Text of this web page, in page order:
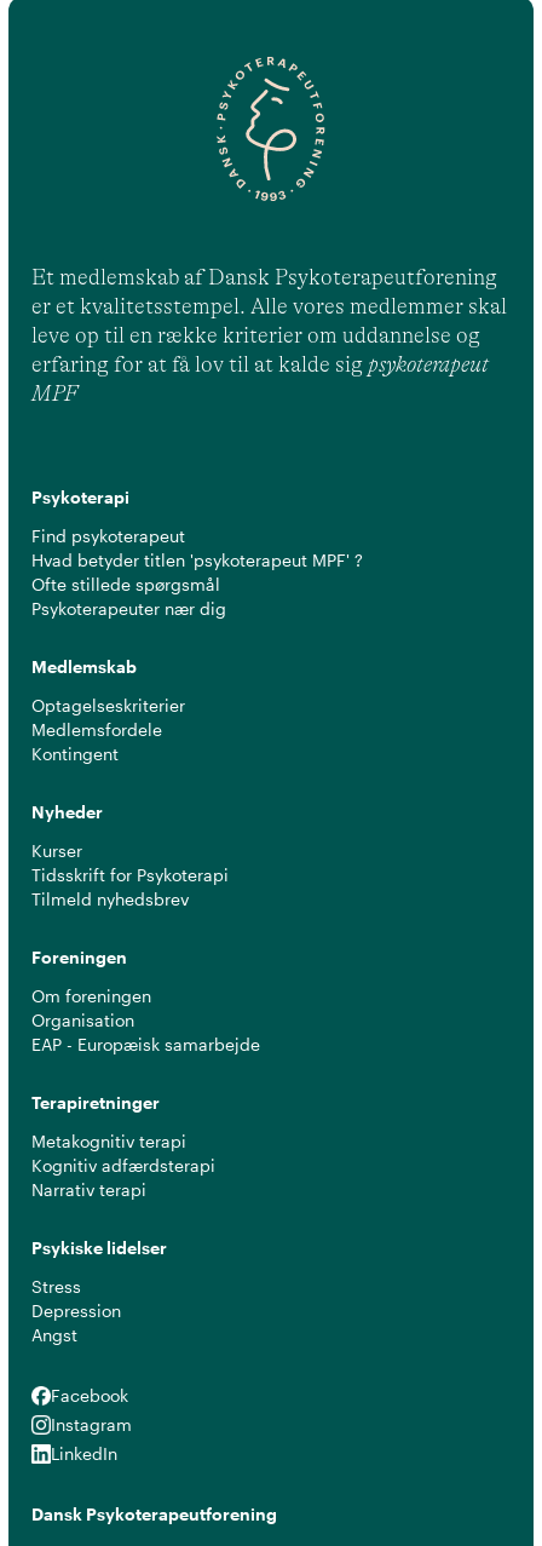
Et medlemskab af Dansk Psykoterapeutforening
er et kvalitetsstempel. Alle vores medlemmer skal
leve op til en række kriterier om uddannelse og
erfaring for at få lov til at kalde sig psykoterapeut
MPF
Psykoterapi
Find psykoterapeut
Hvad betyder titlen 'psykoterapeut MPF' ?
Ofte stillede spørgsmål
Psykoterapeuter nær dig
Medlemskab
Optagelseskriterier
Medlemsfordele
Kontingent
Nyheder
Kurser
Tidsskrift for Psykoterapi
Tilmeld nyhedsbrev
Foreningen
Om foreningen
Organisation
EAP - Europæisk samarbejde
Terapiretninger
Metakognitiv terapi
Kognitiv adfærdsterapi
Narrativ terapi
Psykiske lidelser
Stress
Depression
Angst
Facebook
Facebook
Instagram
Instagram
LinkedIn
LinkedIn
Dansk Psykoterapeutforening